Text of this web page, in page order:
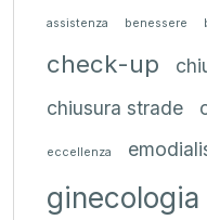
assistenza benessere
check-up
chiusura strade
eccellenza
ginecologia